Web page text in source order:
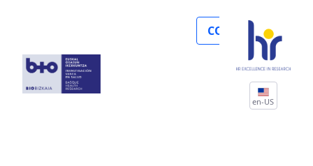
COLLABORATE
en-US